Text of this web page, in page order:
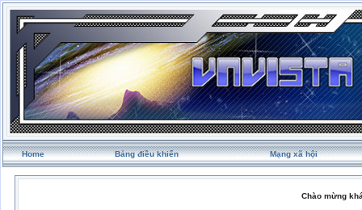
Home Bảng điều khiển Mạng xã hội
Chào mừng